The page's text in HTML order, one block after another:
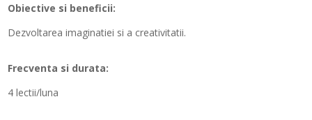
Obiective si beneficii:
Dezvoltarea imaginatiei si a creativitatii.
Frecventa si durata:
4 lectii/luna